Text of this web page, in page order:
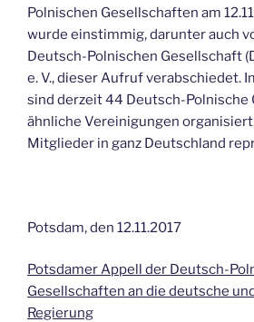
Polnischen Gesellschaften am
wurde einstimmig, darunter auch
Deutsch-Polnischen Gesellschaft
e. V., dieser Aufruf verabschiedet.
sind derzeit 44 Deutsch-Polnische
ähnliche Vereinigungen
Mitglieder in ganz Deutschland
Potsdam, den 12.11.2017
Potsdamer Appell der Deutsch-
Gesellschaften an die deutsche
Regierung